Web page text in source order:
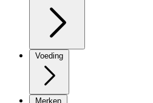
Voeding
Merken